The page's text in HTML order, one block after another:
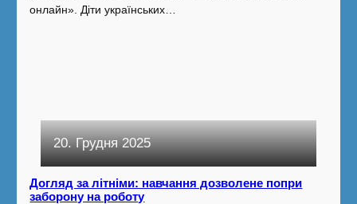
онлайн». Діти українських…
20. Грудня 2025
Догляд за літніми: навчання дозволене попри
заборону на роботу